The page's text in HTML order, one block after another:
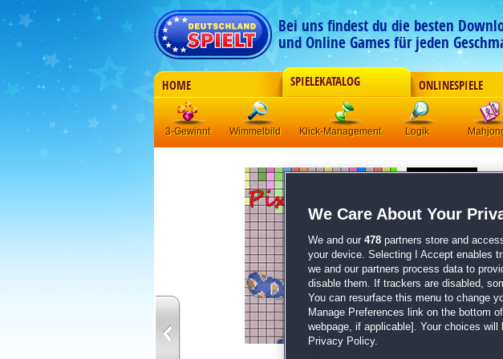
Bei uns findest du die besten
und Online Games für jeden
HOME SPIELEKATALOG ONLINESPIELE
3-Gewinnt Wimmelbild Klick-Management Logik
We Care About Your
We and our 478 partners store and
your device. Selecting I Accept enables
we and our partners process data to
disable them. If trackers are disabled,
You can resurface this menu to change
Manage Preferences link on the bottom
webpage, if applicable]. Your choices
Privacy Policy.